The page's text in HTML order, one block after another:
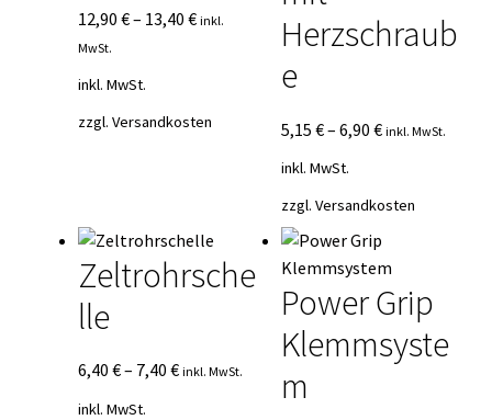
12,90 €– 13,40 € inkl.
MwSt.
inkl. MwSt.
zzgl. Versandkosten
Herzschraub
e
5,15€–6,90€ inkl. MwSt.
inkl. MwSt.
zzgl.Versandkosten
Zeltrohrsche
lle
6,40 €– 7,40 € inkl. MwSt.
inkl. MwSt.
Power Grip
Klemmsyste
m